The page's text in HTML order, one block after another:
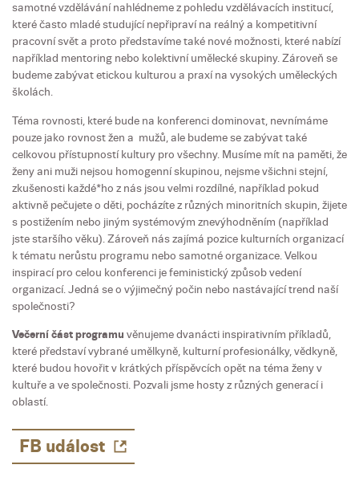
samotné vzdělávání nahlédneme z pohledu vzdělávacích institucí,
které často mladé studující nepřipraví na reálný a kompetitivní
pracovní svět a proto představíme také nové možnosti, které nabízí
například mentoring nebo kolektivní umělecké skupiny. Zároveň se
budeme zabývat etickou kulturou a praxí na vysokých uměleckých
školách.
Téma rovnosti, které bude na konferenci dominovat, nevnímáme
pouze jako rovnost žen a mužů, ale budeme se zabývat také
celkovou přístupností kultury pro všechny. Musíme mít na paměti, že
ženy ani muži nejsou homogenní skupinou, nejsme všichni stejní,
zkušenosti každé*ho z nás jsou velmi rozdílné, například pokud
aktivně pečujete o děti, pocházíte z různých minoritních skupin, žijete
s postižením nebo jiným systémovým znevýhodněním (například
jste staršího věku). Zároveň nás zajímá pozice kulturních organizací
k tématu nerůstu programu nebo samotné organizace. Velkou
inspirací pro celou konferenci je feministický způsob vedení
organizací. Jedná se o výjimečný počin nebo nastávající trend naší
společnosti?
Večerní část programu věnujeme dvanácti inspirativním příkladů,
které představí vybrané umělkyně, kulturní profesionálky, vědkyně,
které budou hovořit v krátkých příspěvcích opět na téma ženy v
kultuře a ve společnosti. Pozvali jsme hosty z různých generací i
oblastí.
FB událost